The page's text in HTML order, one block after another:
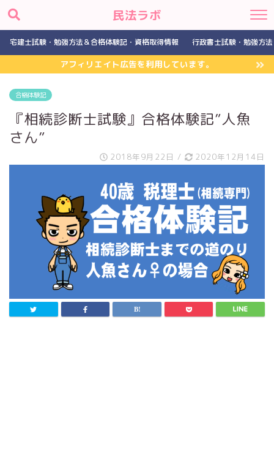
民法ラボ
宅建士試験・勉強方法＆合格体験記・資格取得情報 行政書士試験・勉強方
アフィリエイト広告を利用しています。
合格体験記
『相続診断士試験』合格体験記”人魚
さん”
2018年9月22日 / 2020年12月14日